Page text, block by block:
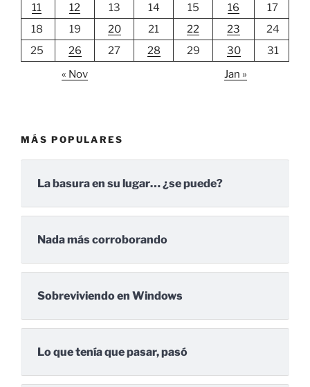
11
12 13 14 15 16
17
18
19 20 21 22 23
24
25
26 27 28 29 30
31
« Nov
Jan »
MÁS POPULARES
La basura en su lugar… ¿se puede?
Nada más corroborando
Sobreviviendo en Windows
Lo que tenía que pasar, pasó